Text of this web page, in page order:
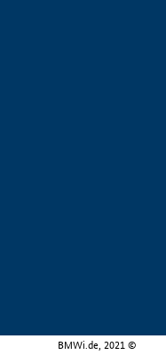
BMWi.de, 2021 ©